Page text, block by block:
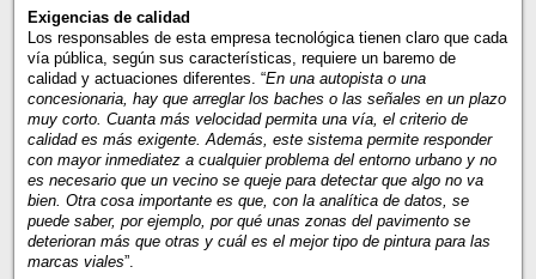
Exigencias de calidad
Los responsables de esta empresa tecnológica tienen claro que cada
vía pública, según sus características, requiere un baremo de
calidad y actuaciones diferentes. “En una autopista o una
concesionaria, hay que arreglar los baches o las señales en un plazo
muy corto. Cuanta más velocidad permita una vía, el criterio de
calidad es más exigente. Además, este sistema permite responder
con mayor inmediatez a cualquier problema del entorno urbano y no
es necesario que un vecino se queje para detectar que algo no va
bien. Otra cosa importante es que, con la analítica de datos, se
puede saber, por ejemplo, por qué unas zonas del pavimento se
deterioran más que otras y cuál es el mejor tipo de pintura para las
marcas viales”.